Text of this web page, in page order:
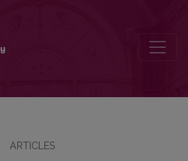
ARTICLES